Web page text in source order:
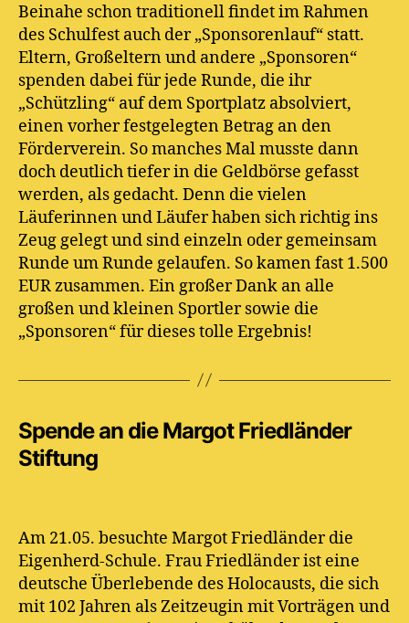
Beinahe schon traditionell findet im Rahmen
des Schulfest auch der „Sponsorenlauf“ statt.
Eltern, Großeltern und andere „Sponsoren“
spenden dabei für jede Runde, die ihr
„Schützling“ auf dem Sportplatz absolviert,
einen vorher festgelegten Betrag an den
Förderverein. So manches Mal musste dann
doch deutlich tiefer in die Geldbörse gefasst
werden, als gedacht. Denn die vielen
Läuferinnen und Läufer haben sich richtig ins
Zeug gelegt und sind einzeln oder gemeinsam
Runde um Runde gelaufen. So kamen fast 1.500
EUR zusammen. Ein großer Dank an alle
großen und kleinen Sportler sowie die
„Sponsoren“ für dieses tolle Ergebnis!
Spende an die Margot Friedländer
Stiftung
Am 21.05. besuchte Margot Friedländer die
Eigenherd-Schule. Frau Friedländer ist eine
deutsche Überlebende des Holocausts, die sich
mit 102 Jahren als Zeitzeugin mit Vorträgen und